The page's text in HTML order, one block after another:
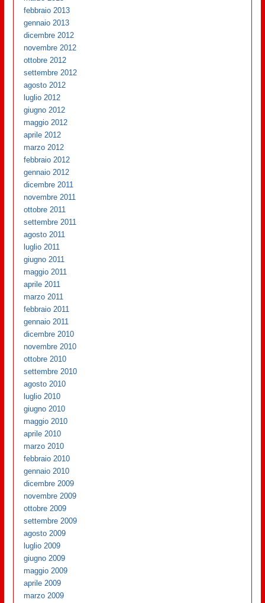
febbraio 2013
gennaio 2013
dicembre 2012
novembre 2012
ottobre 2012
settembre 2012
agosto 2012
luglio 2012
giugno 2012
maggio 2012
aprile 2012
marzo 2012
febbraio 2012
gennaio 2012
dicembre 2011
novembre 2011
ottobre 2011
settembre 2011
agosto 2011
luglio 2011
giugno 2011
maggio 2011
aprile 2011
marzo 2011
febbraio 2011
gennaio 2011
dicembre 2010
novembre 2010
ottobre 2010
settembre 2010
agosto 2010
luglio 2010
giugno 2010
maggio 2010
aprile 2010
marzo 2010
febbraio 2010
gennaio 2010
dicembre 2009
novembre 2009
ottobre 2009
settembre 2009
agosto 2009
luglio 2009
giugno 2009
maggio 2009
aprile 2009
marzo 2009